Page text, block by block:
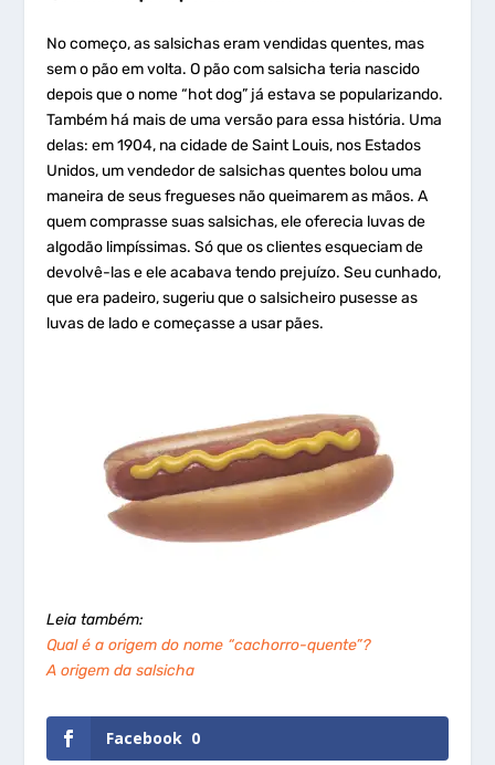
No começo, as salsichas eram vendidas quentes, mas
sem o pão em volta. O pão com salsicha teria nascido
depois que o nome “hot dog” já estava se popularizando.
Também há mais de uma versão para essa história. Uma
delas: em 1904, na cidade de Saint Louis, nos Estados
Unidos, um vendedor de salsichas quentes bolou uma
maneira de seus fregueses não queimarem as mãos. A
quem comprasse suas salsichas, ele oferecia luvas de
algodão limpíssimas. Só que os clientes esqueciam de
devolvê-las e ele acabava tendo prejuízo. Seu cunhado,
que era padeiro, sugeriu que o salsicheiro pusesse as
luvas de lado e começasse a usar pães.
Leia também:
Qual é a origem do nome “cachorro-quente”?
A origem da salsicha
Facebook 0